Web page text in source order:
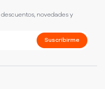
novedades y
Suscribirme